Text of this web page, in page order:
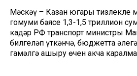
Мәскәү – Казан югары тизлекле
гомуми бәясе 1,3-1,5 триллион
кадәр РФ транспорт министры
билгеләп үткәнчә, бюджетта
гамәлгә ашыру өчен акча